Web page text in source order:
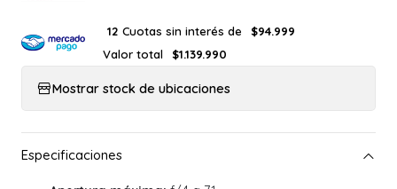
12 Cuotas sin interés de
$94.999
Valor total
$1.139.990
Mostrar stock de ubicaciones